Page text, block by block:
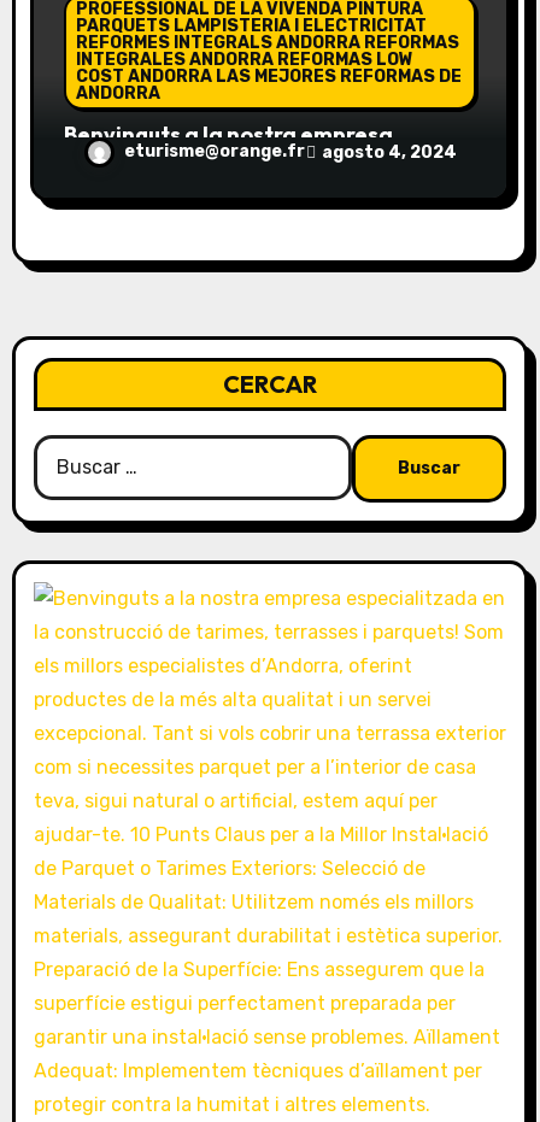
PROFESSIONAL DE LA VIVENDA PINTURA
PARQUETS LAMPISTERIA I ELECTRICITAT
REFORMES INTEGRALS ANDORRA REFORMAS
INTEGRALES ANDORRA REFORMAS LOW
COST ANDORRA LAS MEJORES REFORMAS DE
ANDORRA
Benvinguts a la nostra empresa
especialitzada en la construcció de
eturisme@orange.fr agosto 4, 2024
CERCAR
Buscar: